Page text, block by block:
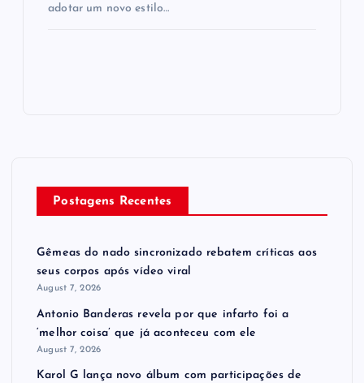
adotar um novo estilo…
Postagens Recentes
Gêmeas do nado sincronizado rebatem críticas ​a​os
seus corpos após vídeo viral
August 7, 2026
Antonio Banderas revela por que infarto foi a
‘melhor coisa’ que já aconteceu com ele
August 7, 2026
Karol G lança novo álbum com participações de